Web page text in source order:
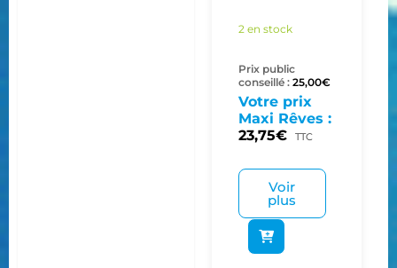
2 en stock
Prix public
conseillé : 25,00€
Votre prix
Maxi Rêves :
23,75€ TTC
Voir
plus